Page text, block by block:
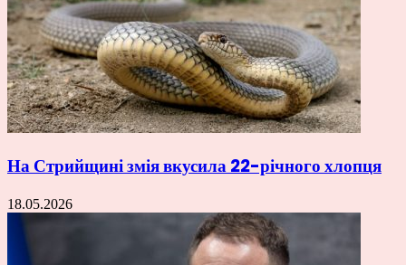
На Стрийщині змія вкусила 22-річного хлопця
18.05.2026